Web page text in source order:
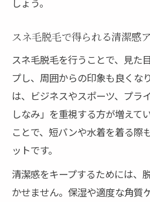
しょう。
スネ毛脱毛で得られる清潔感
スネ毛脱毛を行うことで、見た
プし、周囲からの印象も良くな
は、ビジネスやスポーツ、プラ
しなみ」を重視する方が増えて
ことで、短パンや水着を着る際
ットです。
清潔感をキープするためには、
かせません。保湿や適度な角質